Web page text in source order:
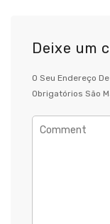
Deixe um
O Seu Endereço
Obrigatórios São